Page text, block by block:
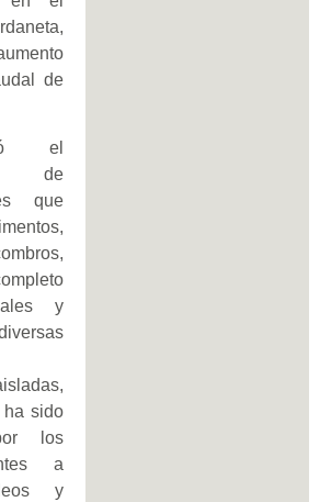
de
el
de
que
y
ha sido
los
a
y